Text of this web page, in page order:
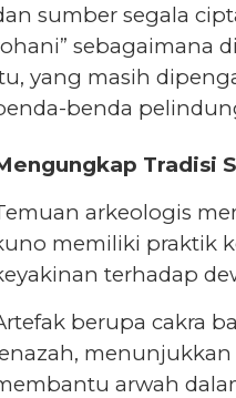
sumber segala
sebagaimana
yang masih
benda
Tradisi
arkeologis
memiliki praktik
terhadap
berupa cakra
arwah